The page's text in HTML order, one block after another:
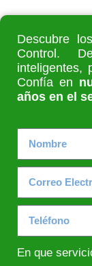
Descubre
Control.
inteligentes,
Confía en
años en el
En que